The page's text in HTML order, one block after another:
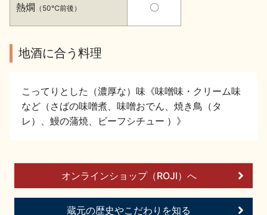
季節の商品
地酒蔵元会とは
熱燗 （50℃前後） 〇
地酒に合う料理
こってりとした（濃厚な）味《味噌味・クリーム味
など（さばの味噌煮、味噌おでん、焼き鳥（タ
レ）、鰻の蒲焼、ビーフシチュー ）》
オンラインショップ（ROJI）へ
蔵元の歴史やこだわりを知る